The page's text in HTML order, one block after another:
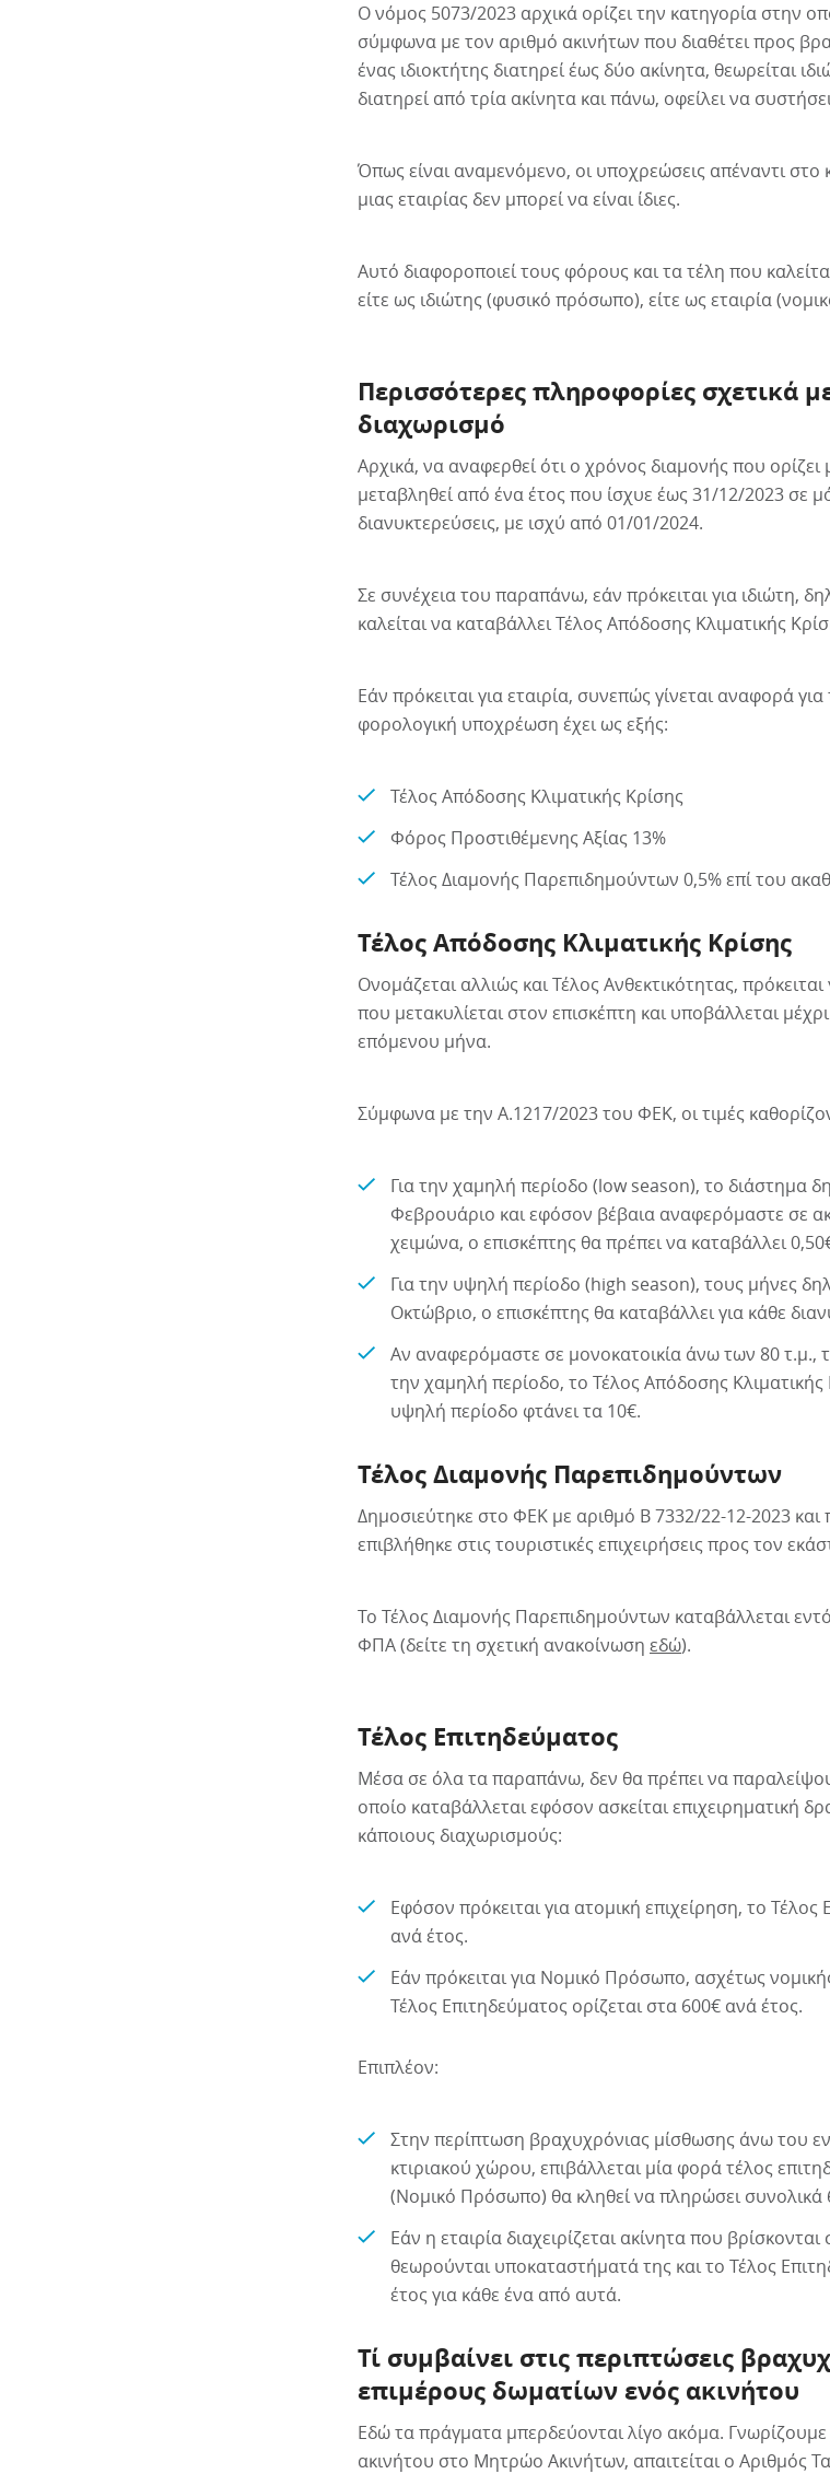
Ο νόμος 5073/2023 αρχικά ορίζει την κατηγορία στην
σύμφωνα με τον αριθμό ακινήτων που διαθέτει προς
ένας ιδιοκτήτης διατηρεί έως δύο ακίνητα, θεωρείται
διατηρεί από τρία ακίνητα και πάνω, οφείλει να
Όπως είναι αναμενόμενο, οι υποχρεώσεις απέναντι στο
μιας εταιρίας δεν μπορεί να είναι ίδιες.
Αυτό διαφοροποιεί τους φόρους και τα τέλη που
είτε ως ιδιώτης (φυσικό πρόσωπο), είτε ως εταιρία
Περισσότερες πληροφορίες σχετικά
διαχωρισμό
Αρχικά, να αναφερθεί ότι ο χρόνος διαμονής που
μεταβληθεί από ένα έτος που ίσχυε έως 31/12/2023 σε
διανυκτερεύσεις, με ισχύ από 01/01/2024.
Σε συνέχεια του παραπάνω, εάν πρόκειται για ιδιώτη,
καλείται να καταβάλλει Τέλος Απόδοσης Κλιματικής
Εάν πρόκειται για εταιρία, συνεπώς γίνεται αναφορά
φορολογική υποχρέωση έχει ως εξής:
Τέλος Απόδοσης Κλιματικής Κρίσης
Φόρος Προστιθέμενης Αξίας 13%
Τέλος Διαμονής Παρεπιδημούντων 0,5% επί του
Τέλος Απόδοσης Κλιματικής Κρίσης
Ονομάζεται αλλιώς και Τέλος Ανθεκτικότητας,
που μετακυλίεται στον επισκέπτη και υποβάλλεται
επόμενου μήνα.
Σύμφωνα με την Α.1217/2023 του ΦΕΚ, οι τιμές
Για την χαμηλή περίοδο (low season), το διάστημα
Φεβρουάριο και εφόσον βέβαια αναφερόμαστε σε
χειμώνα, ο επισκέπτης θα πρέπει να καταβάλλει
Για την υψηλή περίοδο (high season), τους μήνες
Οκτώβριο, ο επισκέπτης θα καταβάλλει για κάθε
Αν αναφερόμαστε σε μονοκατοικία άνω των 80 τ.μ.,
την χαμηλή περίοδο, το Τέλος Απόδοσης Κλιματικής
υψηλή περίοδο φτάνει τα 10€.
Τέλος Διαμονής Παρεπιδημούντων
Δημοσιεύτηκε στο ΦΕΚ με αριθμό Β 7332/22-12-2023 και
επιβλήθηκε στις τουριστικές επιχειρήσεις προς τον
Το Τέλος Διαμονής Παρεπιδημούντων καταβάλλεται
ΦΠΑ (δείτε τη σχετική ανακοίνωση εδώ).
Τέλος Επιτηδεύματος
Μέσα σε όλα τα παραπάνω, δεν θα πρέπει να
οποίο καταβάλλεται εφόσον ασκείται επιχειρηματική
κάποιους διαχωρισμούς:
Εφόσον πρόκειται για ατομική επιχείρηση, το Τέλος
ανά έτος.
Εάν πρόκειται για Νομικό Πρόσωπο, ασχέτως
Τέλος Επιτηδεύματος ορίζεται στα 600€ ανά έτος.
Επιπλέον:
Στην περίπτωση βραχυχρόνιας μίσθωσης άνω του
κτιριακού χώρου, επιβάλλεται μία φορά τέλος
(Νομικό Πρόσωπο) θα κληθεί να πληρώσει συνολικά
Εάν η εταιρία διαχειρίζεται ακίνητα που
θεωρούνται υποκαταστήματά της και το Τέλος
έτος για κάθε ένα από αυτά.
Τί συμβαίνει στις περιπτώσεις
επιμέρους δωματίων ενός ακινήτου
Εδώ τα πράγματα μπερδεύονται λίγο ακόμα. Γνωρίζουμε
ακινήτου στο Μητρώο Ακινήτων, απαιτείται ο Αριθμός